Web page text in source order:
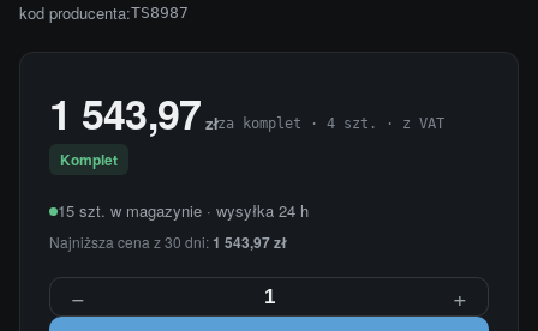
kod producenta:TS8987
1 543,97 złza komplet · 4 szt. · z VAT
Komplet
15 szt. w magazynie · wysyłka 24 h
Najniższa cena z 30 dni:1 543,97 zł
− +